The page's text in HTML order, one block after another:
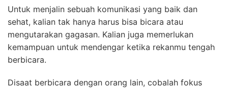
Untuk menjalin sebuah komunikasi yang baik dan
sehat, kalian tak hanya harus bisa bicara atau
mengutarakan gagasan. Kalian juga memerlukan
kemampuan untuk mendengar ketika rekanmu tengah
berbicara.
Disaat berbicara dengan orang lain, cobalah fokus